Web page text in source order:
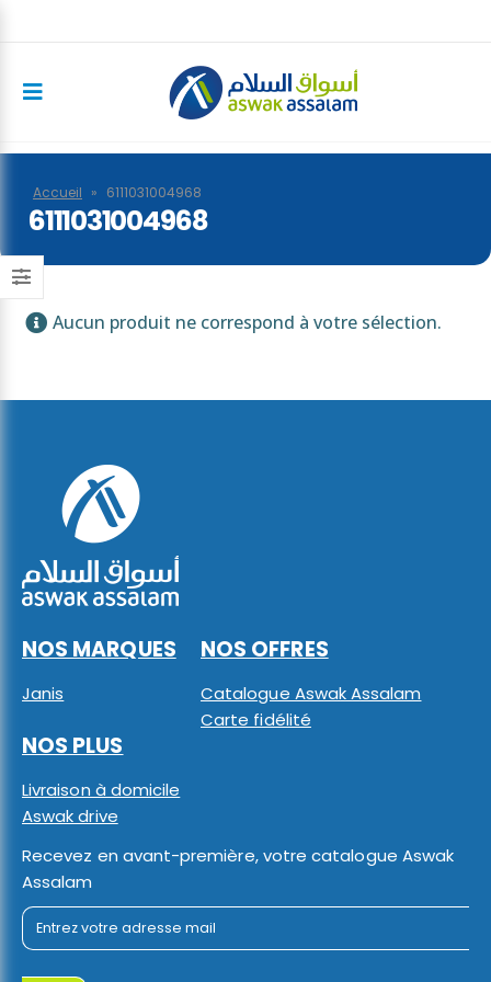
Accueil » 6111031004968
6111031004968
Aucun produit ne correspond à votre sélection.
NOS MARQUES
Janis
NOS OFFRES
Catalogue Aswak Assalam
Carte fidélité
NOS PLUS
Livraison à domicile
Aswak drive
Recevez en avant-première, votre catalogue Aswak
Assalam